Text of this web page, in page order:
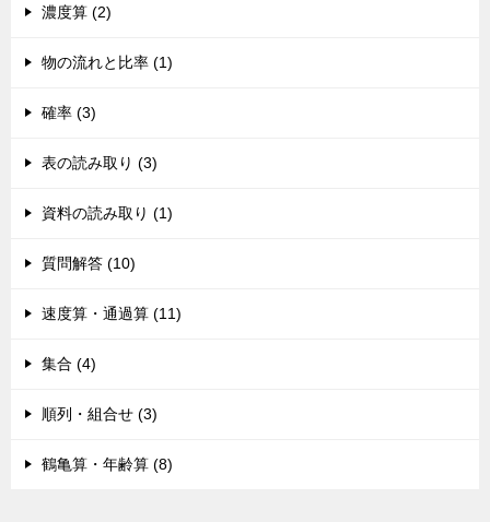
濃度算 (2)
物の流れと比率 (1)
確率 (3)
表の読み取り (3)
資料の読み取り (1)
質問解答 (10)
速度算・通過算 (11)
集合 (4)
順列・組合せ (3)
鶴亀算・年齢算 (8)